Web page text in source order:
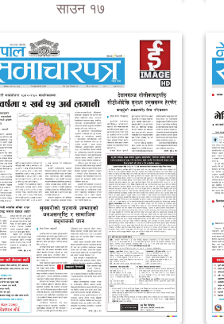
साउन १७